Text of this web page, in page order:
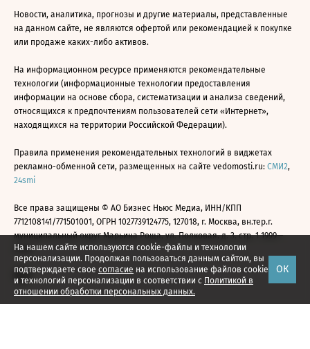
На нашем сайте используются cookie-файлы и технологии
персонализации. Продолжая пользоваться данным сайтом, вы
подтверждаете свое согласие на использование файлов cookie
и технологий персонализации в соответствии с Политикой в
отношении обработки персональных данных.
ОК
Новости, аналитика, прогнозы и другие материалы, представленные
на данном сайте, не являются офертой или рекомендацией к покупке
или продаже каких-либо активов.
На информационном ресурсе применяются рекомендательные
технологии (информационные технологии предоставления
информации на основе сбора, систематизации и анализа сведений,
относящихся к предпочтениям пользователей сети «Интернет»,
находящихся на территории Российской Федерации).
Правила применения рекомендательных технологий в виджетах
рекламно-обменной сети, размещенных на сайте vedomosti.ru: СМИ2,
24smi
Все права защищены © АО Бизнес Ньюс Медиа, ИНН/КПП
7712108141/771501001, ОГРН 1027739124775, 127018, г. Москва, вн.тер.г.
муниципальный округ Марьина Роща, ул. Полковая, д. 3, стр. 1 1999—
2026